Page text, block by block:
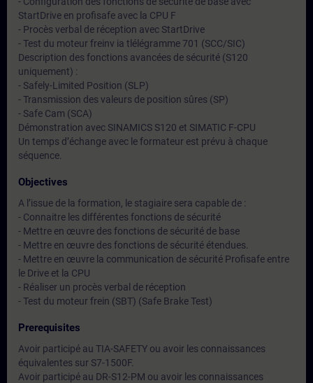
StartDrive en profisafe avec la CPU F
- Procès verbal de réception avec StartDrive
- Test du moteur freinv ia tlélégramme 701 (SCC/SIC)
Description des fonctions avancées de sécurité (S120
uniquement) :
- Safely-Limited Position (SLP)
- Transmission des valeurs de position sûres (SP)
- Safe Cam (SCA)
Démonstration avec SINAMICS S120 et SIMATIC F-CPU
Un temps d’échange avec le formateur est prévu à chaque
séquence.
Objectives
A l’issue de la formation, le stagiaire sera capable de :
- Connaitre les différentes fonctions de sécurité
- Mettre en œuvre des fonctions de sécurité de base
- Mettre en œuvre des fonctions de sécurité étendues.
- Mettre en œuvre la communication de sécurité Profisafe entre
le Drive et la CPU
- Réaliser un procès verbal de réception
- Test du moteur frein (SBT) (Safe Brake Test)
Prerequisites
Avoir participé au TIA-SAFETY ou avoir les connaissances
équivalentes sur S7-1500F.
Avoir participé au DR-S12-PM ou avoir les connaissances